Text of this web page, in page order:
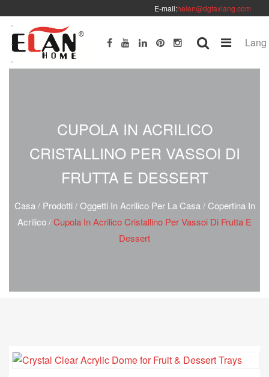
E-mail:helen@dgfaxiang.com
Lang
CUPOLA IN ACRILICO
CRISTALLINO PER VASSOI DI
FRUTTA E DESSERT
Casa/ Prodotti/ Oggetti In Acrilico Per La Casa/ Copertina In
Acrilico / Cupola In Acrilico Cristallino Per Vassoi Di Frutta E
Dessert